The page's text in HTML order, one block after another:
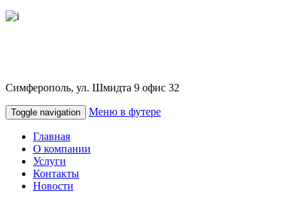
Симферополь, ул. Шмидта 9 офис 32
Toggle navigation Меню в футере
Главная
О компании
Услуги
Контакты
Новости